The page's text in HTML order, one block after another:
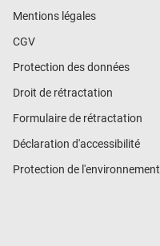
Mentions légales
CGV
Protection des données
Droit de rétractation
Formulaire de rétractation
Déclaration d'accessibilité
Protection de l'environnement